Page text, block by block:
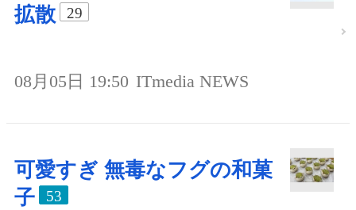
拡散
29
08月05日 19:50 ITmedia NEWS
可愛すぎ 無毒なフグの和菓
子
53